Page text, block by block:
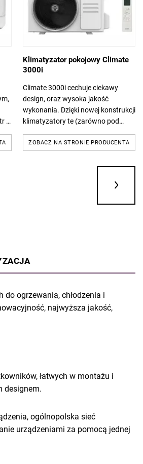
i
Klimatyzator pokojowy Climate
3000i
Climate 3000i cechuje ciekawy
design, oraz wysoka jakość
wykonania. Dzięki nowej konstrukcji
klimatyzatory te (zarówno pod
zewnętrznej) całkowicie różnią się
ZOBACZ NA STRONIE PRODUCENTA
ogrzewania, chłodzenia i
najwyższa jakość,
łatwych w montażu i
designem.
ogólnopolska sieć
urządzeniami za pomocą jednej